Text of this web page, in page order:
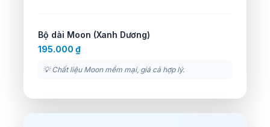
Bộ dài Moon (Xanh Dương)
195.000 ₫
💡 Chất liệu Moon mềm mại, giá cả hợp lý.